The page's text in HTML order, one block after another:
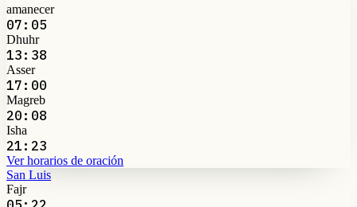
amanecer
07:05
Dhuhr
13:38
Asser
17:00
Magreb
20:08
Isha
21:23
Ver horarios de oración
San Luis
Fajr